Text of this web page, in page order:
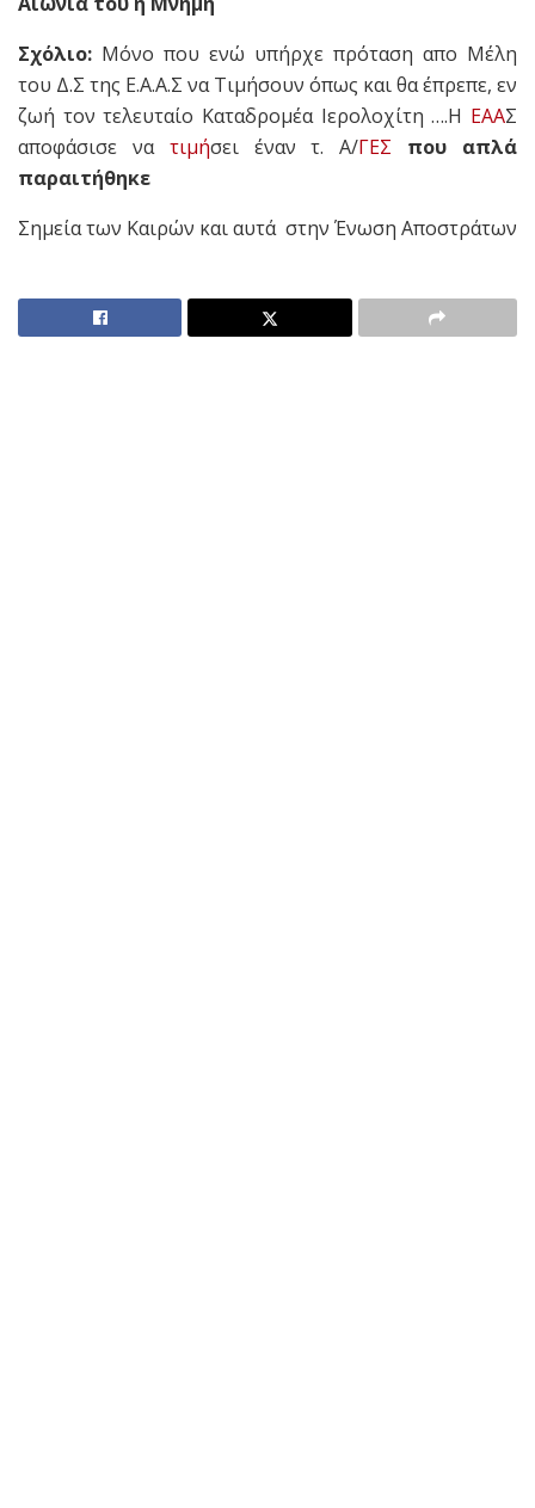
Σχόλιο: Μόνο που ενώ υπήρχε πρόταση απο Μέλη
του Δ.Σ της Ε.Α.Α.Σ να Τιμήσουν όπως και θα έπρεπε, εν
ζωή τον τελευταίο Καταδρομέα Ιερολοχίτη ….Η ΕΑΑΣ
αποφάσισε να τιμήσει έναν τ. Α/ΓΕΣ
που απλά
παραιτήθηκε
Σημεία των Καιρών και αυτά στην Ένωση Αποστράτων